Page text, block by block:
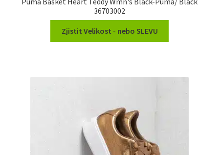
36703002
Zjistit Velikost - nebo SLEVU